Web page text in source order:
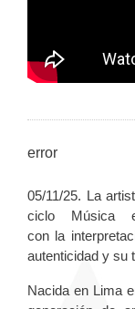
error
05/11/25. La
ciclo Música
con la
autenticidad y su
Nacida en Lima